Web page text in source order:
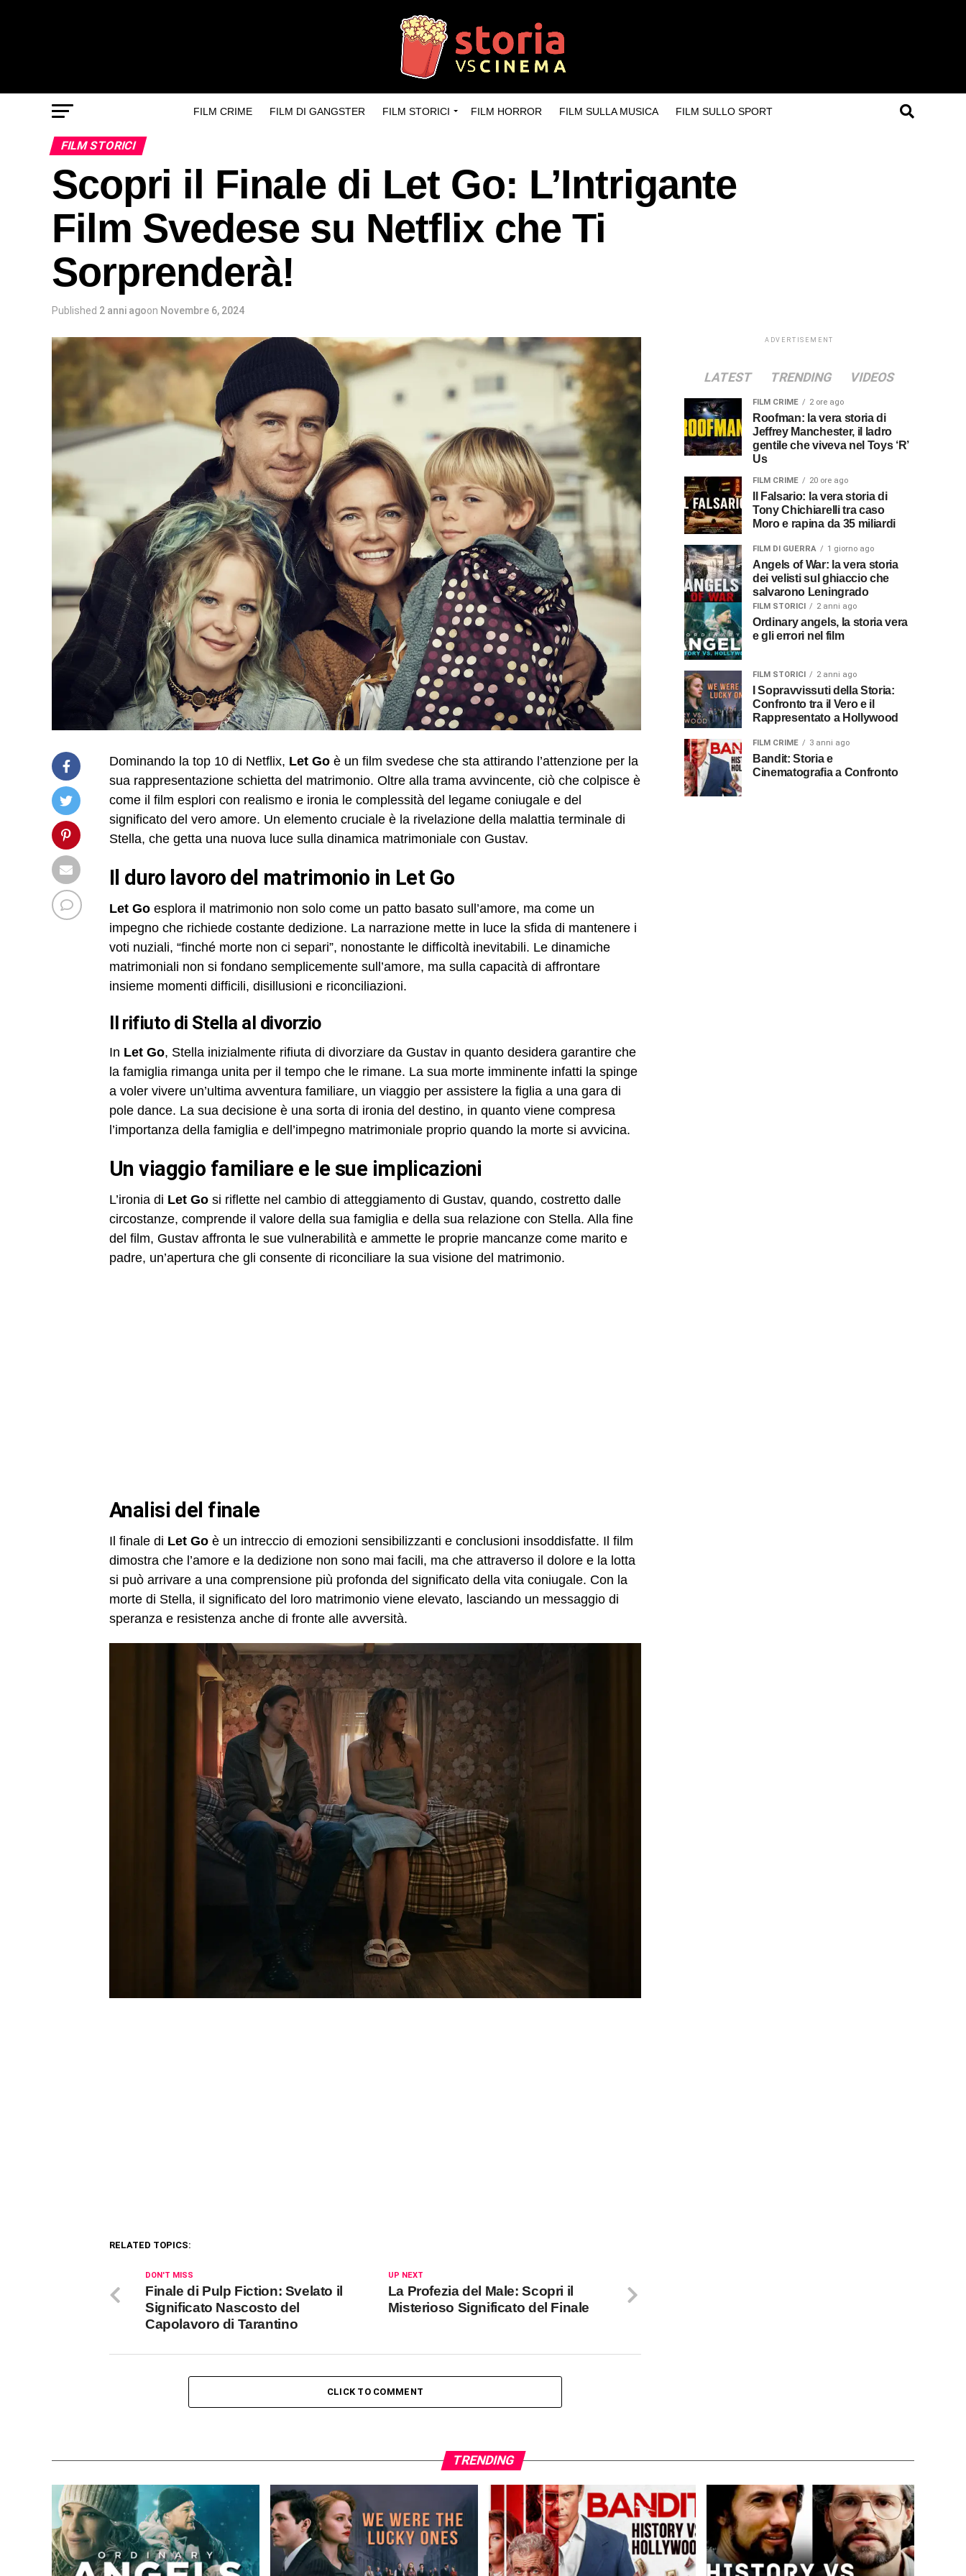
FILM CRIME FILM DI GANGSTER FILM STORICI FILM HORROR FILM SULLA MUSICA FILM SULLO SPORT
FILM STORICI
Scopri il Finale di Let Go: L’Intrigante
Film Svedese su Netflix che Ti
Sorprenderà!
Published 2 anni agoon Novembre 6, 2024
Dominando la top 10 di Netflix, Let Go è un film svedese che sta attirando l’attenzione per la
sua rappresentazione schietta del matrimonio. Oltre alla trama avvincente, ciò che colpisce è
come il film esplori con realismo e ironia le complessità del legame coniugale e del
significato del vero amore. Un elemento cruciale è la rivelazione della malattia terminale di
Stella, che getta una nuova luce sulla dinamica matrimoniale con Gustav.
il duro lavoro del matrimonio in Let Go
Let Go esplora il matrimonio non solo come un patto basato sull’amore, ma come un
impegno che richiede costante dedizione. La narrazione mette in luce la sfida di mantenere i
voti nuziali, “finché morte non ci separi”, nonostante le difficoltà inevitabili. Le dinamiche
matrimoniali non si fondano semplicemente sull’amore, ma sulla capacità di affrontare
insieme momenti difficili, disillusioni e riconciliazioni.
Il rifiuto di Stella al divorzio
In Let Go, Stella inizialmente rifiuta di divorziare da Gustav in quanto desidera garantire che
la famiglia rimanga unita per il tempo che le rimane. La sua morte imminente infatti la spinge
a voler vivere un’ultima avventura familiare, un viaggio per assistere la figlia a una gara di
pole dance. La sua decisione è una sorta di ironia del destino, in quanto viene compresa
l’importanza della famiglia e dell’impegno matrimoniale proprio quando la morte si avvicina.
un viaggio familiare e le sue implicazioni
L’ironia di Let Go si riflette nel cambio di atteggiamento di Gustav, quando, costretto dalle
circostanze, comprende il valore della sua famiglia e della sua relazione con Stella. Alla fine
del film, Gustav affronta le sue vulnerabilità e ammette le proprie mancanze come marito e
padre, un’apertura che gli consente di riconciliare la sua visione del matrimonio.
analisi del finale
Il finale di Let Go è un intreccio di emozioni sensibilizzanti e conclusioni insoddisfatte. Il film
dimostra che l’amore e la dedizione non sono mai facili, ma che attraverso il dolore e la lotta
si può arrivare a una comprensione più profonda del significato della vita coniugale. Con la
morte di Stella, il significato del loro matrimonio viene elevato, lasciando un messaggio di
speranza e resistenza anche di fronte alle avversità.
RELATED TOPICS:
UP NEXT
La Profezia del Male: Scopri il
Misterioso Significato del Finale
DON'T MISS
Finale di Pulp Fiction: Svelato il
Significato Nascosto del
Capolavoro di Tarantino
CLICK TO COMMENT
ADVERTISEMENT
LATEST TRENDING VIDEOS
FILM CRIME 2 ore ago
Roofman: la vera storia di
Jeffrey Manchester, il ladro
gentile che viveva nel Toys ‘R’
Us
FILM CRIME 20 ore ago
Tony Chichiarelli tra caso
Moro e rapina da 35 miliardi
FILM DI GUERRA 1 giorno ago
Angels of War: la vera storia
dei velisti sul ghiaccio che
salvarono Leningrado
FILM STORICI 2 anni ago
Ordinary angels, la storia vera
e gli errori nel film
FILM STORICI 2 anni ago
Confronto tra il Vero e il
Rappresentato a Hollywood
FILM CRIME 3 anni ago
Bandit: Storia e
Cinematografia a Confronto
TRENDING